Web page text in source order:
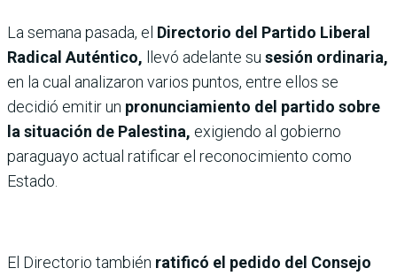
La semana pasada, el Directorio del Partido Liberal
Radical Auténtico, llevó adelante su sesión ordinaria,
en la cual analizaron varios puntos, entre ellos se
decidió emitir un pronunciamiento del partido sobre
la situación de Palestina, exigiendo al gobierno
paraguayo actual ratificar el reconocimiento como
Estado.
El Directorio también ratificó el pedido del Consejo